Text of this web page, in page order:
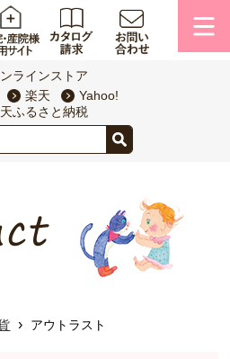
ラインストア
楽天
Yahoo!
ふるさと納税
› アウトラスト